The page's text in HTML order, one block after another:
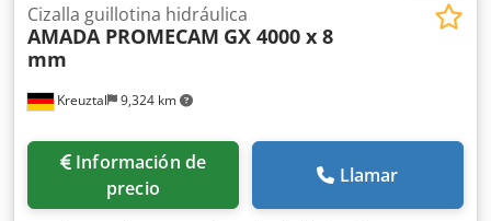
Kreuztal 9,324 km
Cizalla guillotina hidráulica
AMADA PROMECAM GX 4000 x 8
mm
Información de
precio
Llamar